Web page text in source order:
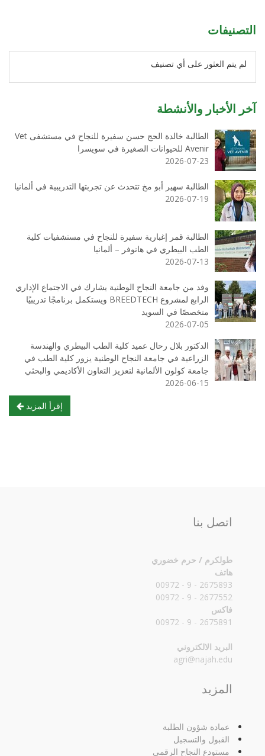
التصنيفات
لم يتم العثور على أي تصنيف
آخر الأخبار والأنشطة
الطالبة خالدة الحج حسن سفيرة للنجاح في مستشفى Vet
Avenir للحيوانات الصغيرة في سويسرا
2026-07-23
الطالبة سهير أبو مخ تتحدث عن تجربتها التدريبية في ألمانيا
2026-07-19
الطالبة قمر إغبارية سفيرة للنجاح في مستشفيات كلية
الطب البيطري في هانوفر – ألمانيا
2026-07-13
وفد من جامعة النجاح الوطنية يشارك في الاجتماع الإداري
الرابع لمشروع BREEDTECH ويستكمل برنامجًا تدريبيًا
متخصصًا في السويد
2026-07-05
الدكتور بلال رحال عميد كلية الطب البيطري والهندسة
الزراعية في جامعة النجاح الوطنية يزور كلية الطب في
جامعة كولون الألمانية لتعزيز التعاون الأكاديمي والبحثي
2026-06-15
إقرأ المزيد
اتصل بنا
طولكرم / حرم خضوري
هاتف
2675893 - 9 - 00972
2677552 - 9 - 00972
فاكس
2675891 - 9 - 00972
البريد الالكتروني
agri@najah.edu
المزيد
عمادة شؤون الطلبة
القبول والتسجيل
مستودع النجاح الرقمي